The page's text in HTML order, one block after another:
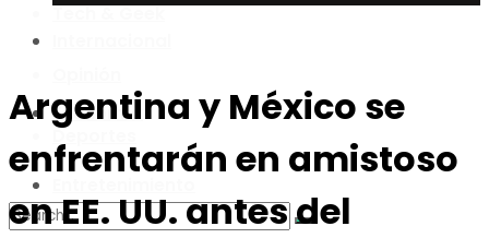
Tech & Geek
Deportes
Economía
Argentina y México se
enfrentarán en amistoso
en EE. UU. antes del